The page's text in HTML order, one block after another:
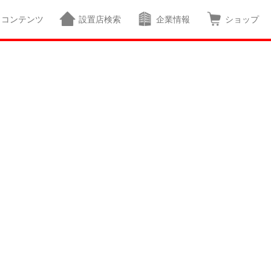
コンテンツ 設置店検索 企業情報 ショップ